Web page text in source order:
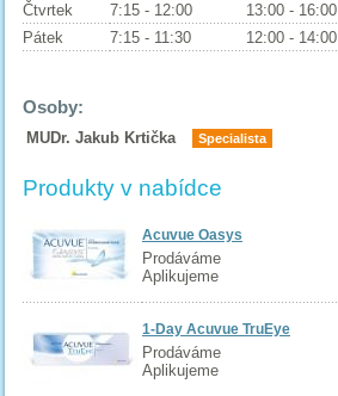
Čtvrtek
7:15 - 12:00
13:00 - 16:00
Pátek
7:15 - 11:30 12:00 - 14:00
Osoby:
MUDr. Jakub Krtička Specialista
Produkty v nabídce
Acuvue Oasys
Prodáváme
Aplikujeme
1-Day Acuvue TruEye
Prodáváme
Aplikujeme